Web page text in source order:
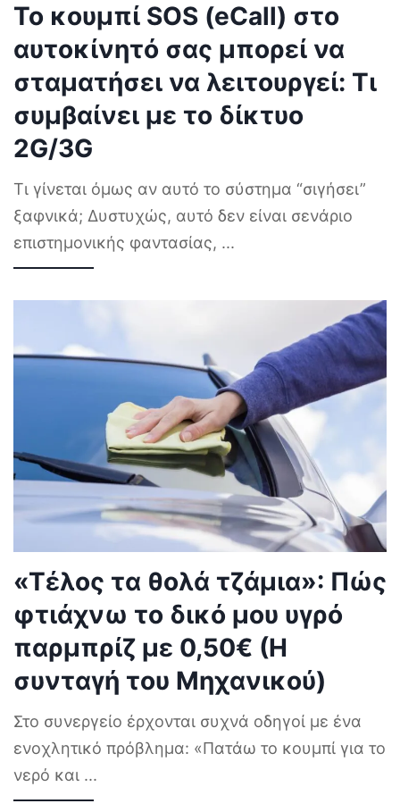
Το κουμπί SOS (eCall) στο
αυτοκίνητό σας μπορεί να
σταματήσει να λειτουργεί: Τι
συμβαίνει με το δίκτυο
2G/3G
Τι γίνεται όμως αν αυτό το σύστημα “σιγήσει”
ξαφνικά; Δυστυχώς, αυτό δεν είναι σενάριο
επιστημονικής φαντασίας, ...
«Τέλος τα θολά τζάμια»: Πώς
φτιάχνω το δικό μου υγρό
παρμπρίζ με 0,50€ (Η
συνταγή του Μηχανικού)
Στο συνεργείο έρχονται συχνά οδηγοί με ένα
ενοχλητικό πρόβλημα: «Πατάω το κουμπί για το
νερό και ...